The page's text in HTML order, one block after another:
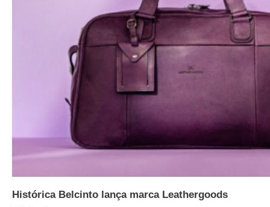
Histórica Belcinto lança marca Leathergoods